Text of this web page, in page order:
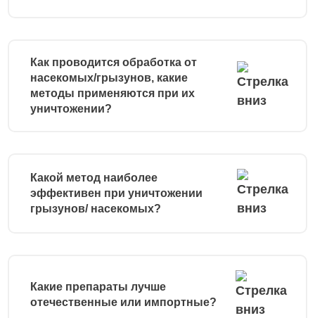
Как проводится обработка от
насекомых/грызунов, какие
методы применяются при их
уничтожении?
Какой метод наиболее
эффективен при уничтожении
грызунов/ насекомых?
Какие препараты лучше
отечественные или импортные?